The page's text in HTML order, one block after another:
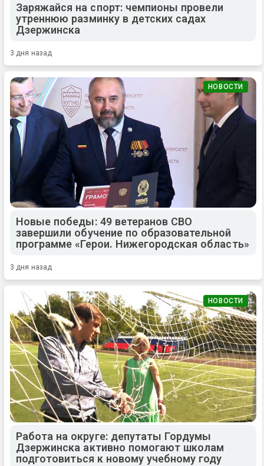
Заряжайся на спорт: чемпионы провели
утреннюю разминку в детских садах
Дзержинска
3 дня назад
НОВОСТИ
Новые победы: 49 ветеранов СВО
завершили обучение по образовательной
программе «Герои. Нижегородская область»
3 дня назад
НОВОСТИ
Работа на округе: депутаты Гордумы
Дзержинска активно помогают школам
подготовиться к новому учебному году